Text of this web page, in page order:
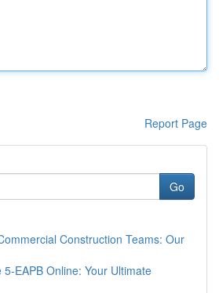
Report Page
Go
Construction Teams: Our
5-EAPB Online: Your Ultimate